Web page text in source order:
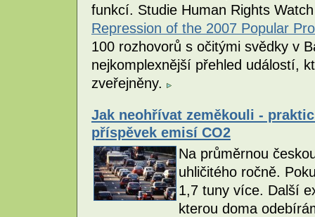
funkcí. Studie Human Rights
Repression of the 2007 Popular
100 rozhovorů s očitými svědky v
nejkomplexnější přehled událostí,
zveřejněny.
Jak neohřívat zeměkouli -
příspěvek emisí CO2
Na průměrnou
uhličitého ročně.
1,7 tuny více. Další
kterou doma